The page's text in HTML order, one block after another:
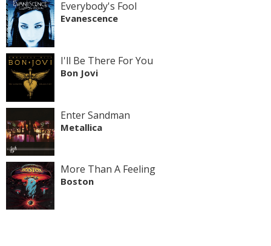
Everybody's Fool
Evanescence
I'll Be There For You
Bon Jovi
Enter Sandman
Metallica
More Than A Feeling
Boston